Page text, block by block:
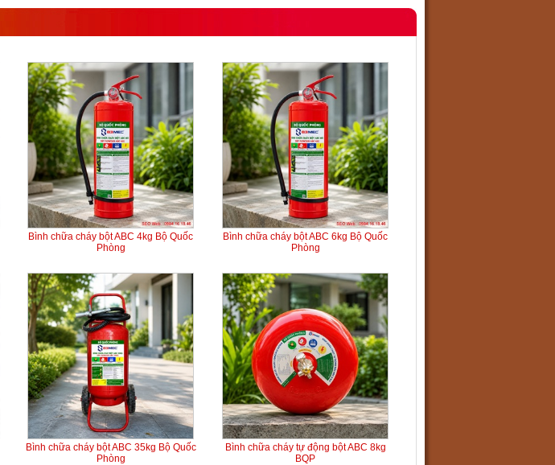
Bình chữa cháy bột ABC 4kg Bộ Quốc
Phòng
Bình chữa cháy bột ABC 6kg Bộ Quốc
Phòng
Bình chữa cháy bột ABC 35kg Bộ Quốc
Phòng
Bình chữa cháy tự động bột ABC 8kg
BQP